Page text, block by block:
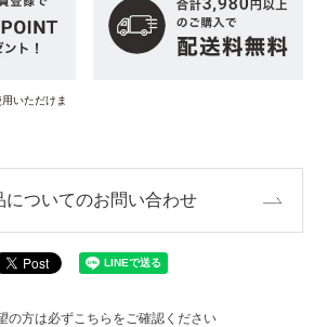
いただけま
についてのお問い合わせ
の方は必ずこちらをご確認ください